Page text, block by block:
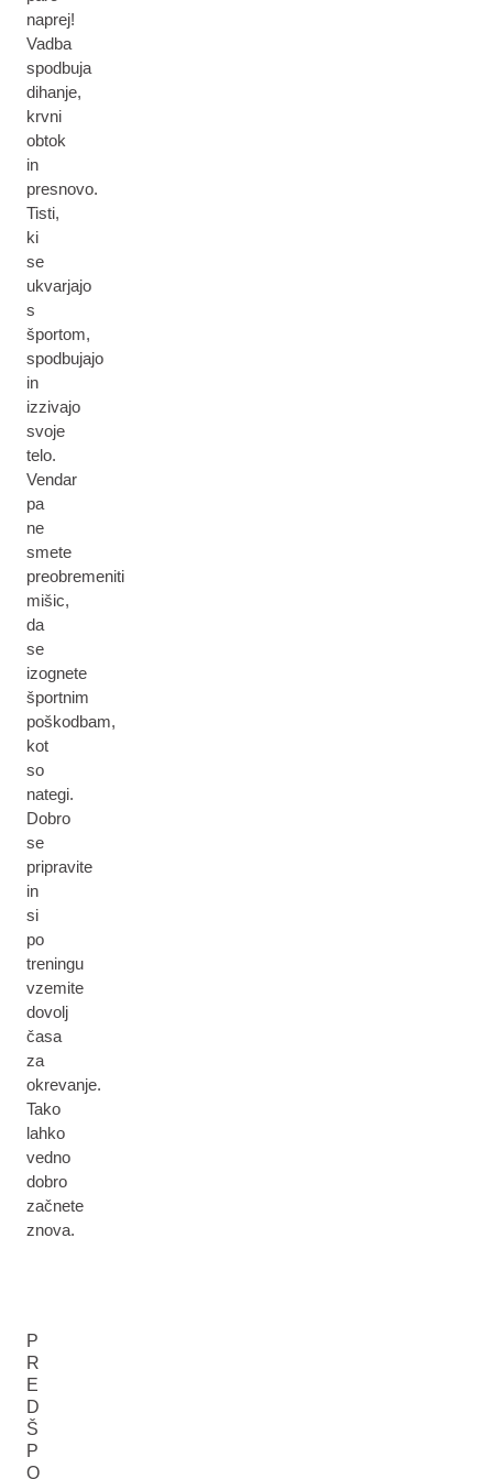
naprej!
Vadba
spodbuja
dihanje,
krvni
obtok
in
presnovo.
Tisti,
ki
se
ukvarjajo
s
športom,
spodbujajo
in
izzivajo
svoje
telo.
Vendar
pa
ne
smete
preobremeniti
mišic,
da
se
izognete
športnim
poškodbam,
kot
so
nategi.
Dobro
se
pripravite
in
si
po
treningu
vzemite
dovolj
časa
za
okrevanje.
Tako
lahko
vedno
dobro
začnete
znova.
P
R
E
D
Š
P
O